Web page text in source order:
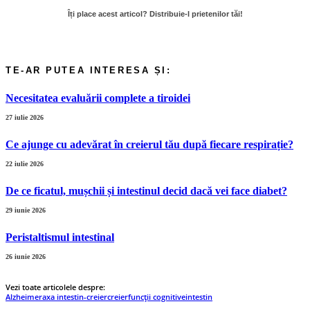
Necesitatea evaluării complete a tiroidei
27 iulie 2026
Ce ajunge cu adevărat în creierul tău după fiecare respirație?
22 iulie 2026
De ce ficatul, mușchii și intestinul decid dacă vei face diabet?
29 iunie 2026
Peristaltismul intestinal
26 iunie 2026
Vezi toate articolele despre:
Alzheimeraxa intestin-creiercreierfuncții cognitiveintestin